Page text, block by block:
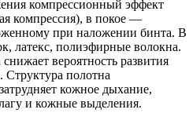
компрессионный эффект
компрессия), в покое —
при наложении бинта. В
латекс, полиэфирные волокна.
вероятность развития
полотна
кожное дыхание,
и кожные выделения.